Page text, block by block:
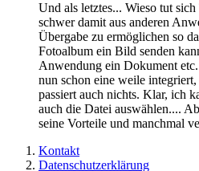
Und als letztes... Wieso tut
schwer damit aus anderen
Übergabe zu ermöglichen so
Fotoalbum ein Bild senden
Anwendung ein Dokument
nun schon eine weile
passiert auch nichts. Klar, ich
auch die Datei auswählen....
seine Vorteile und manchmal
Kontakt
Datenschutzerklärung